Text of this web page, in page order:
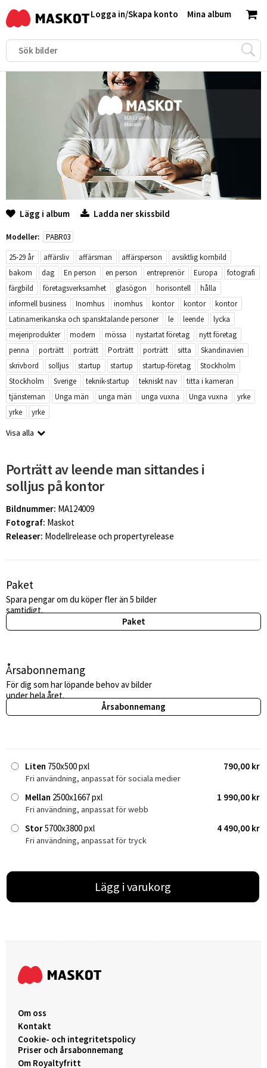
Mina album
Logga in/Skapa konto
Lägg i album Ladda ner skissbild
Modeller:
PABR03
25-29 år
affärsliv affärsman affärsperson
avsiktlig kornbild
bakom
dag En person en person entreprenör Europa
fotografi
färgbild
företagsverksamhet glasögon horisontell
hålla
informell business
Inomhus inomhus kontor kontor
kontor
Latinamerikanska och spansktalande personer
le leende
lycka
mejeriprodukter
modern mössa nystartat företag
nytt företag
penna
porträtt porträtt Porträtt porträtt sitta
Skandinavien
skrivbord
solljus startup startup startup-företag
Stockholm
Stockholm
Sverige teknik-startup tekniskt nav
titta i kameran
tjänsteman
Unga män unga män unga vuxna Unga vuxna
yrke
yrke
yrke
Visa alla
Porträtt av leende man sittandes i
solljus på kontor
Bildnummer: MA124009
Fotograf: Maskot
Releaser: Modellrelease och propertyrelease
Paket
Spara pengar om du köper fler än 5 bilder
samtidigt.
Paket
Årsabonnemang
För dig som har löpande behov av bilder
under hela året.
Årsabonnemang
Liten 750x500 pxl 790,00 kr
Fri användning, anpassat för sociala medier
Mellan 2500x1667 pxl 1 990,00 kr
Fri användning, anpassat för webb
Stor5700x3800 pxl 4 490,00 kr
Fri användning, anpassat för tryck
Lägg i varukorg
Om oss
Kontakt
Cookie- och integritetspolicy
Priser och årsabonnemang
Om Royaltyfritt